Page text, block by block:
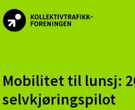
Skip
to
Skip
to
Skip
to
offentlige
aktører
Mobilitet til lunsj:
selvkjøringspilot